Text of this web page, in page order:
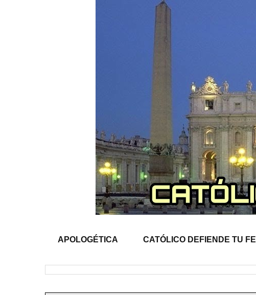
APOLOGÉTICA CATÓLICO DEFIENDE TU FE